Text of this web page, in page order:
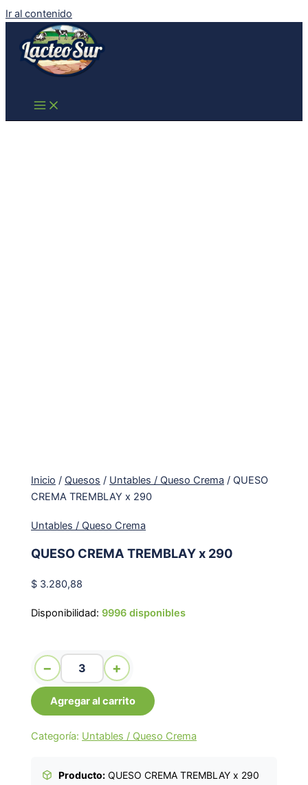
Ir al contenido
Inicio / Quesos / Untables / Queso Crema / QUESO
CREMA TREMBLAY x 290
Untables / Queso Crema
QUESO CREMA TREMBLAY x 290
$ 3.280,88
Disponibilidad: 9996 disponibles
− +
Agregar al carrito
Categoría: Untables / Queso Crema
Producto: QUESO CREMA TREMBLAY x 290